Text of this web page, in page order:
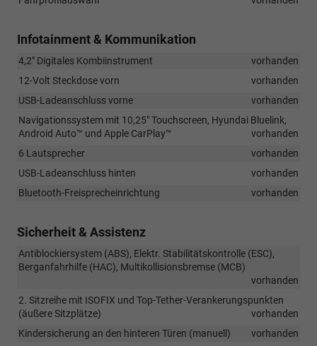
Infotainment & Kommunikation
4,2" Digitales Kombiinstrument
vorhanden
12-Volt Steckdose vorn
vorhanden
USB-Ladeanschluss vorne
vorhanden
Navigationssystem mit 10,25" Touchscreen, Hyundai Bluelink,
Android Auto™ und Apple CarPlay™
vorhanden
6 Lautsprecher
vorhanden
USB-Ladeanschluss hinten
vorhanden
Bluetooth-Freisprecheinrichtung
vorhanden
Sicherheit & Assistenz
Antiblockiersystem (ABS), Elektr. Stabilitätskontrolle (ESC),
Berganfahrhilfe (HAC), Multikollisionsbremse (MCB)
vorhanden
2. Sitzreihe mit ISOFIX und Top-Tether-Verankerungspunkten
(äußere Sitzplätze)
vorhanden
Kindersicherung an den hinteren Türen (manuell)
vorhanden